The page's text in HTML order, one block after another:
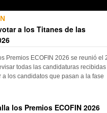
a los Titanes de las
Premios ECOFIN 2026 se reunió el
todas las candidaturas recibidas
a los candidatos que pasan a la fase
los Premios ECOFIN 2026